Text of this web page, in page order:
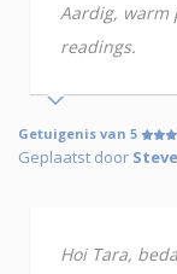
Aardig, warm
readings.
Getuigenis van 5
Geplaatst door Steve
Hoi Tara,